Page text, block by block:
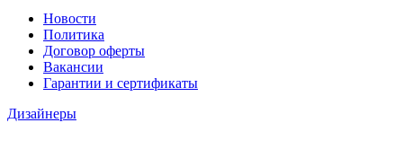
Новости
Политика
Договор оферты
Вакансии
Гарантии и сертификаты
Дизайнеры